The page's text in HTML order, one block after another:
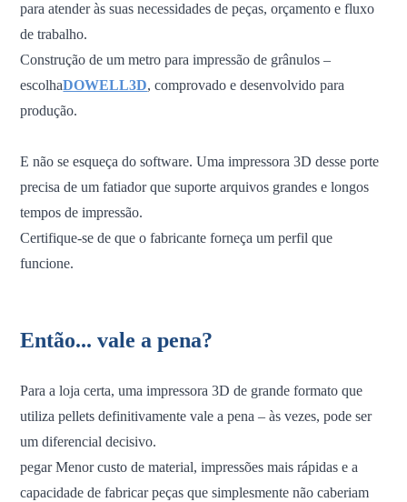
para atender às suas necessidades de peças, orçamento e fluxo
de trabalho.
Construção de um metro para impressão de grânulos –
escolhaDOWELL3D, comprovado e desenvolvido para
produção.
E não se esqueça do software. Uma impressora 3D desse porte
precisa de um fatiador que suporte arquivos grandes e longos
tempos de impressão.
Certifique-se de que o fabricante forneça um perfil que
funcione.
Então... vale a pena?
Para a loja certa, uma impressora 3D de grande formato que
utiliza pellets definitivamente vale a pena – às vezes, pode ser
um diferencial decisivo.
pegarMenor custo de material, impressões mais rápidas e a
capacidade de fabricar peças que simplesmente não caberiam